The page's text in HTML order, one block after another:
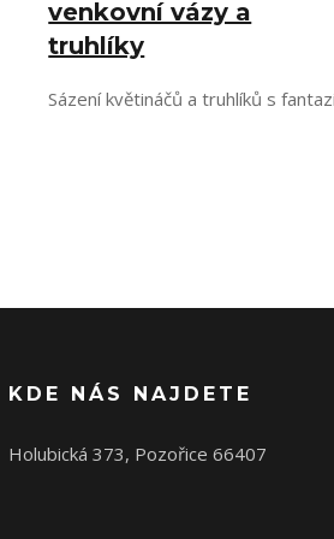
venkovní vázy a
truhlíky
Sázení květináčů a truhlíků s
KDE NÁS NAJDETE
Holubická 373, Pozořice 66407